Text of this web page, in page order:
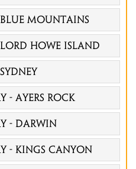
MOUNTAINS
HOWE ISLAND
- AYERS ROCK
- DARWIN
- KINGS CANYON